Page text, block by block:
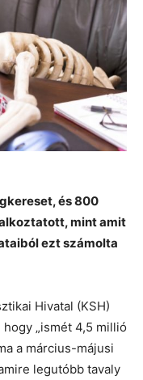
és 800
mint amit
ezt számolta
Hivatal (KSH)
„ismét 4,5 millió
a március-májusi
legutóbb tavaly